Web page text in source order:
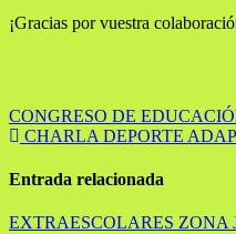
¡Gracias por vuestra
Navegación
de
entradas
CONGRESO DE
CHARLA DEPORTE
Entrada relacionada
EXTRAESCOLARES ZONA